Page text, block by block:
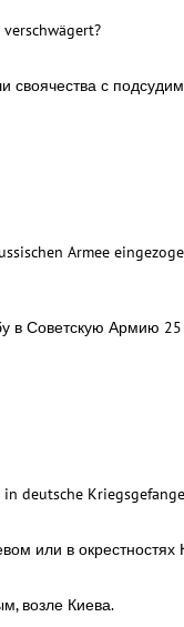
своячества с
Armee
в Советскую Армию
deutsche
или в
возле Киева.